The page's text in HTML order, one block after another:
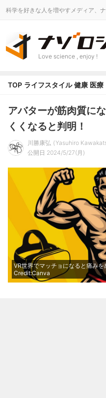
科学を好きな人を増やすメディア、ナ
Love science , enjoy !
TOP ライフスタイル 健康 医療
アバターが筋肉質に
くくなると判明！
川勝康弘
Yasuhiro
公開日 2024/5/27(月)
VR世界でマッチョになると痛み
Credit:Canva